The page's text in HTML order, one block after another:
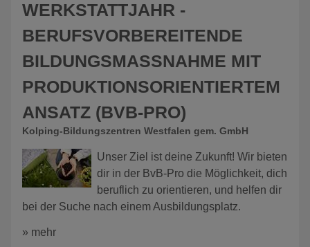
WERKSTATTJAHR -
BERUFSVORBEREITENDE
BILDUNGSMASSNAHME MIT P
RODUKTIONSORIENTIERTEM A
NSATZ (BVB-PRO)
Kolping-Bildungszentren Westfalen gem. GmbH
Unser Ziel ist deine Zukunft! Wir bieten
dir in der BvB-Pro die Möglichkeit, dich
beruflich zu orientieren, und helfen dir
bei der Suche nach einem Ausbildungsplatz.
» mehr